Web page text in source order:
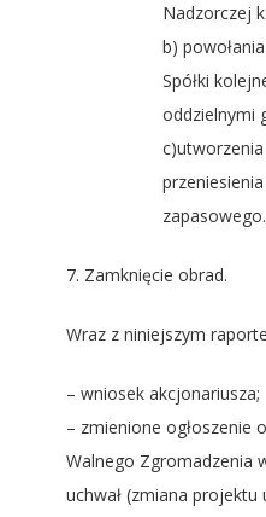
Nadzorczej
b)
Spółki
oddzielnymi
zapasowego.
7. Zamknięcie obrad.
Wraz z niniejszym
– wniosek akcjonariusza;
– zmienione ogłoszenie
Walnego Zgromadzenia
uchwał (zmiana projektu